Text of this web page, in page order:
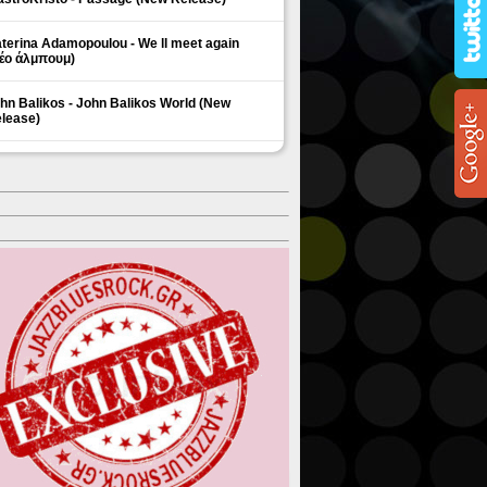
Adamopoulou - We ll meet again
άλμπουμ)
Balikos - John Balikos World (New